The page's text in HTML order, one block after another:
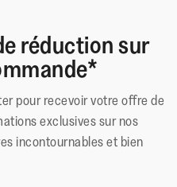
réduction sur
pour recevoir votre offre de
exclusives sur nos
incontournables et bien